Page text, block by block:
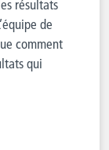
résultats
de
comment
qui